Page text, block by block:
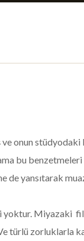
onun
bu benzetmeleri
yansıtarak
Miyazaki
türlü zorluklarla